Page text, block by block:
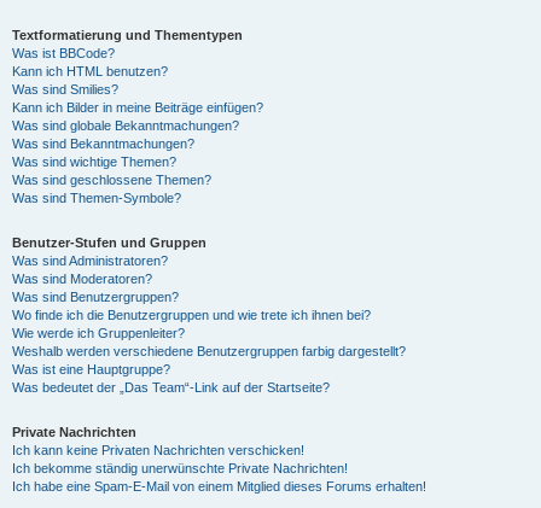
Textformatierung und Thementypen
Was ist BBCode?
Kann ich HTML benutzen?
Was sind Smilies?
Kann ich Bilder in meine Beiträge einfügen?
Was sind globale Bekanntmachungen?
Was sind Bekanntmachungen?
Was sind wichtige Themen?
Was sind geschlossene Themen?
Was sind Themen-Symbole?
Benutzer-Stufen und Gruppen
Was sind Administratoren?
Was sind Moderatoren?
Was sind Benutzergruppen?
Wo finde ich die Benutzergruppen und wie trete ich ihnen bei?
Wie werde ich Gruppenleiter?
Weshalb werden verschiedene Benutzergruppen farbig dargestellt?
Was ist eine Hauptgruppe?
Was bedeutet der „Das Team“-Link auf der Startseite?
Private Nachrichten
Ich kann keine Privaten Nachrichten verschicken!
Ich bekomme ständig unerwünschte Private Nachrichten!
Ich habe eine Spam-E-Mail von einem Mitglied dieses Forums erhalten!